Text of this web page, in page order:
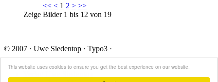
This website uses cookies to ensure you get the best experience on our website.
<< < 1 2 > >>
Zeige Bilder 1 bis 12 von 19
© 2007 · Uwe Siedentop · Typo3 ·
Impressum